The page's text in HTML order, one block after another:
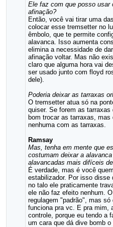
Ele faz com que posso usar
afinação?
Então, você vai tirar uma
colocar esse tremsetter no
êmbolo, que te permite
alavanca. Isso aumenta
elimina a necessidade de
afinação voltar. Mas não
claro que alguma hora vai
ser usado junto com floyd
dele).
Poderia deixar as tarraxas
O tremsetter atua só na
quiser. Se forem as
bom trocar as tarraxas,
nenhuma com as tarraxas.
Ramsay
Mas, tenha em mente que
costumam deixar a
alavancadas mais difíceis
É verdade, mas é você
estabilizador. Por isso disse
no talo ele praticamente
ele não faz efeito nenhum.
regulagem "padrão", mas
funciona pra vc. E pra mim,
controle, porque eu tendo a
um cara que dá dive bomb